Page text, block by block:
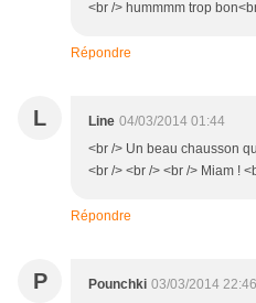
<br /> hummmm trop
Répondre
L Line 04/03/2014 01:44
<br /> Un beau chausson
<br /> <br /> <br /> Miam !
Répondre
P Pounchki 03/03/2014 22:46